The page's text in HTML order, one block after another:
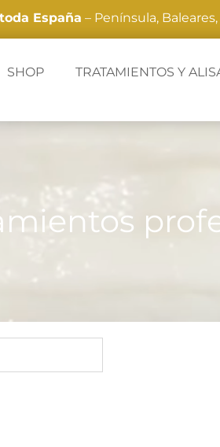
España – Península,
SHOP TRATAMIENTOS Y